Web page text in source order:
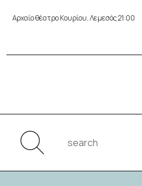
Αρχαίο θέατρο Κουρίου, Λεμεσός 21:00